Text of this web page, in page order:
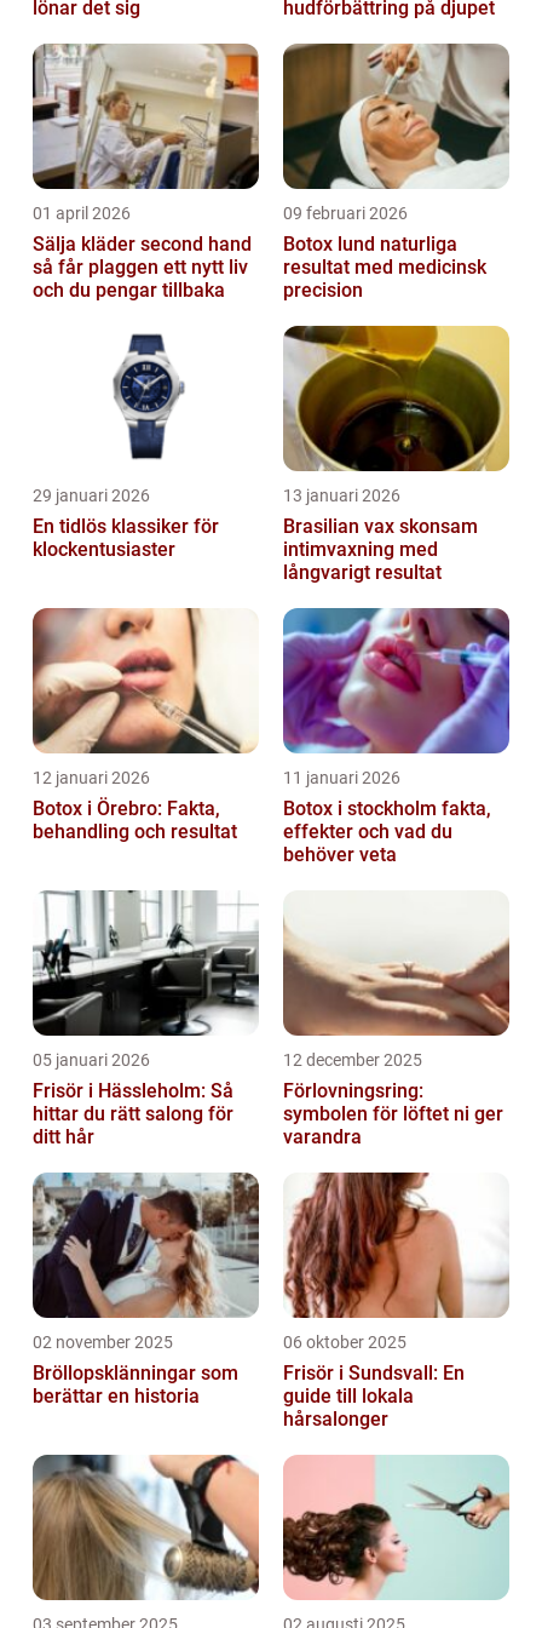
lönar det sig hudförbättring på djupet
01 april 2026
Sälja kläder second hand
så får plaggen ett nytt liv
och du pengar tillbaka
09 februari 2026
Botox lund naturliga
resultat med medicinsk
precision
29 januari 2026
En tidlös klassiker för
klockentusiaster
13 januari 2026
Brasilian vax skonsam
intimvaxning med
långvarigt resultat
12 januari 2026
Botox i Örebro: Fakta,
behandling och resultat
11 januari 2026
Botox i stockholm fakta,
effekter och vad du
behöver veta
05 januari 2026
Frisör i Hässleholm: Så
hittar du rätt salong för
ditt hår
12 december 2025
Förlovningsring:
symbolen för löftet ni ger
varandra
02 november 2025
Bröllopsklänningar som
berättar en historia
06 oktober 2025
Frisör i Sundsvall: En
guide till lokala
hårsalonger